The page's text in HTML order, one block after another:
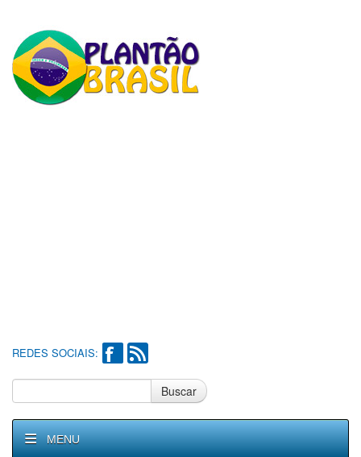
REDES SOCIAIS:
Buscar
MENU